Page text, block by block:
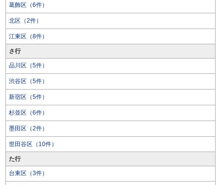
葛飾区（6件）
北区（2件）
江東区（8件）
さ行
品川区（5件）
渋谷区（5件）
新宿区（5件）
杉並区（6件）
墨田区（2件）
世田谷区（10件）
た行
台東区（3件）